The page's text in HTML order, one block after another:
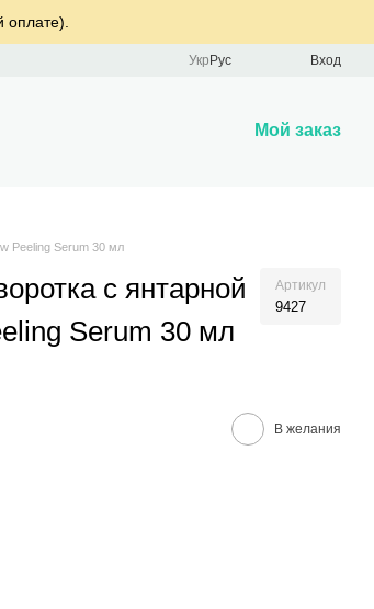
Укр Рус Вход
Мой заказ
Peeling Serum 30 мл
с янтарной
Serum 30 мл
Артикул
9427
В желания